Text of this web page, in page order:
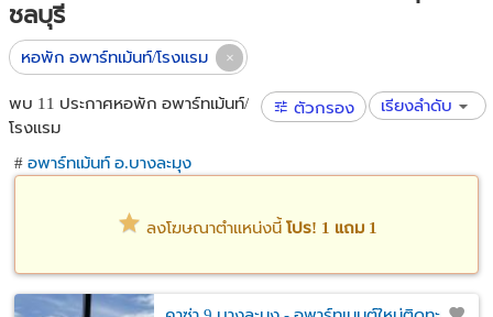
ชลบุรี
หอพัก อพาร์ทเม้นท์/โรงแรม
พบ 11 ประกาศหอพัก อพาร์ทเม้นท์/
โรงแรม
ตัวกรอง เรียงลำดับ
# อพาร์ทเม้นท์ อ.บางละมุง
ลงโฆษณาตำแหน่งนี้ โปร! 1 แถม 1